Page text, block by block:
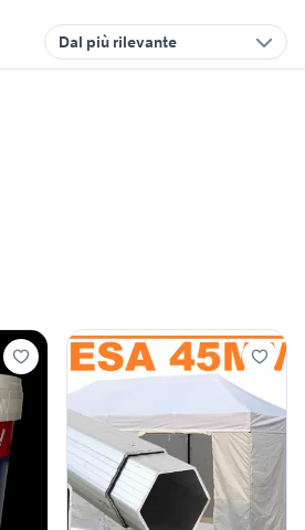
Dal più rilevante